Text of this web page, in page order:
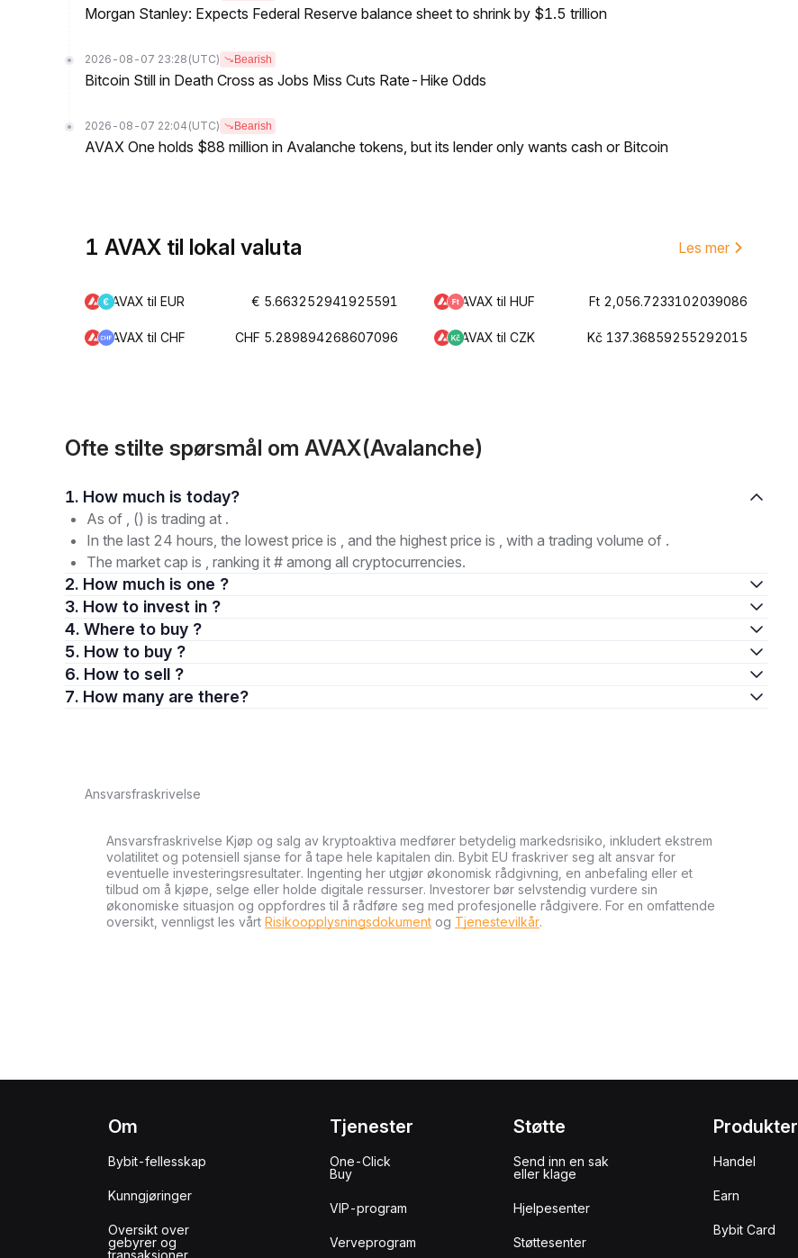
Morgan Stanley: Expects Federal Reserve balance sheet to shrink by $1.5 trillion
2026-08-07 23:28 (UTC) Bearish
Bitcoin Still in Death Cross as Jobs Miss Cuts Rate-Hike Odds
2026-08-07 22:04 (UTC) Bearish
AVAX One holds $88 million in Avalanche tokens, but its lender only wants cash or Bitcoin
1 AVAX til lokal valuta Les mer
AVAX til EUR € 5.663252941925591 AVAX til HUF Ft 2,056.7233102039086
AVAX til CHF CHF 5.289894268607096 AVAX til CZK Kč 137.36859255292015
Ofte stilte spørsmål om AVAX(Avalanche)
1. How much is today?
As of , () is trading at .
In the last 24 hours, the lowest price is , and the highest price is , with a trading volume of .
The market cap is , ranking it # among all cryptocurrencies.
2. How much is one ?
3. How to invest in ?
4. Where to buy ?
5. How to buy ?
6. How to sell ?
7. How many are there?
Ansvarsfraskrivelse
Ansvarsfraskrivelse Kjøp og salg av kryptoaktiva medfører betydelig markedsrisiko, inkludert ekstrem
volatilitet og potensiell sjanse for å tape hele kapitalen din. Bybit EU fraskriver seg alt ansvar for
eventuelle investeringsresultater. Ingenting her utgjør økonomisk rådgivning, en anbefaling eller et
tilbud om å kjøpe, selge eller holde digitale ressurser. Investorer bør selvstendig vurdere sin
økonomiske situasjon og oppfordres til å rådføre seg med profesjonelle rådgivere. For en omfattende
oversikt, vennligst les vårt Risikoopplysningsdokument og Tjenestevilkår.
Om
Bybit-fellesskap
Kunngjøringer
Oversikt over
gebyrer og
transaksjoner
Tjenester
One-Click
Buy
VIP-program
Verveprogram
Støtte
Send inn en sak
eller klage
Hjelpesenter
Støttesenter
Produkter
Handel
Earn
Bybit Card